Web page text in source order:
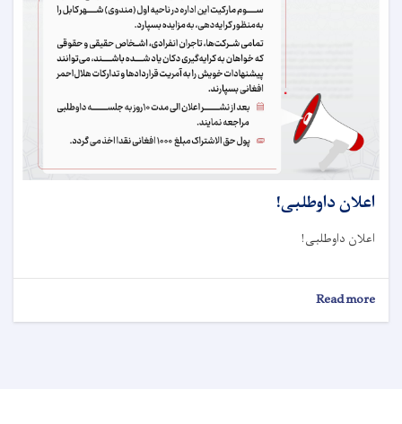
اعلان داوطلبی!
اعلان داوطلبی!
Read more
اعلان